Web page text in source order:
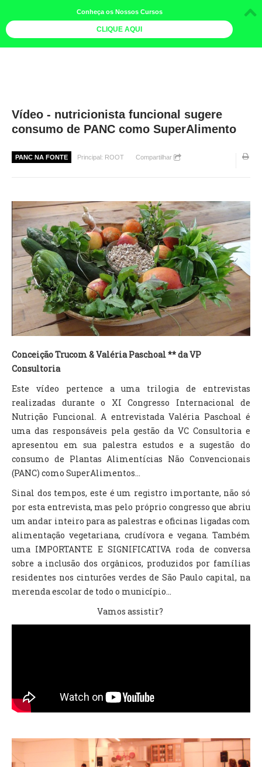
LIVROS
MAIS
GALERIA DE FOTOS
PÓS-OFICINAS
COLABORADORES
TV DE BEM COM A NATUREZA
FALE CONOSCO
ASSINE O SITE
Vídeo - nutricionista funcional sugere
consumo de PANC como SuperAlimento
PANC NA FONTE Principal: ROOT Compartilhar
Conceição Trucom & Valéria Paschoal ** da VP
Consultoria
Este vídeo pertence a uma trilogia de entrevistas
realizadas durante o XI Congresso Internacional de
Nutrição Funcional. A entrevistada Valéria Paschoal é
uma das responsáveis pela gestão da VC Consultoria e
apresentou em sua palestra estudos e a sugestão do
consumo de Plantas Alimentícias Não Convencionais
(PANC) como SuperAlimentos...
Sinal dos tempos, este é um registro importante, não só
por esta entrevista, mas pelo próprio congresso que abriu
um andar inteiro para as palestras e oficinas ligadas com
alimentação vegetariana, crudívora e vegana. Também
uma IMPORTANTE E SIGNIFICATIVA roda de conversa
sobre a inclusão dos orgânicos, produzidos por famílias
residentes nos cinturões verdes de São Paulo capital, na
merenda escolar de todo o município...
Vamos assistir?
Conheça os Nossos Cursos
CLIQUE AQUI